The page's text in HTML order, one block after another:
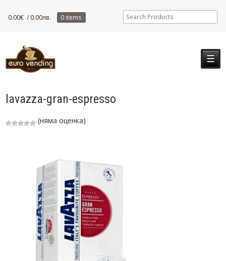
0.00€ / 0.00лв. 0 items
☰
lavazza-gran-espresso
(няма оценка)